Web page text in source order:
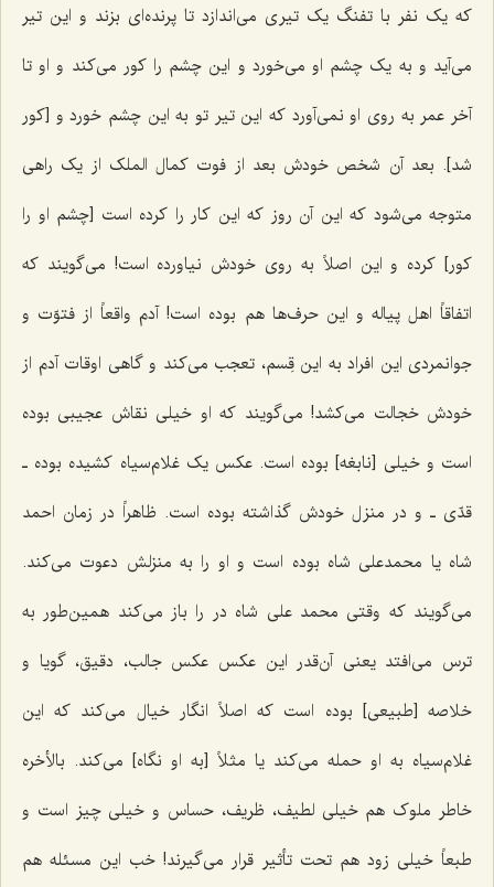
که یک نفر با تفنگ یک تیری می‌اندازد تا پرنده‌ای‌ بزند و این تیر
می‌آید و به یک چشم او می‌خورد و این چشم را کور می‌کند و او تا
آخر عمر به روی او نمی‌آورد که این تیر تو به این چشم خورد و [کور
شد]. بعد آن شخص خودش بعد از فوت کمال الملک از یک راهی
متوجه می‌شود که این آن روز که این کار را کرده است [چشم او را
کور] کرده و این اصلاً به روی خودش نیاورده است! می‌گویند که
اتفاقاً اهل پیاله و این حرف‌ها هم بوده است! آدم واقعاً از فتوّت و
جوانمردی این افراد به این قِسم، تعجب می‌کند و گاهی اوقات آدم از
خودش خجالت می‌کشد! می‌گویند که او خیلی نقاش عجیبی بوده
است و خیلی [نابغه] بوده است. عکس یک غلام‌سیاه کشیده بوده ـ
قدّی ـ و در منزل خودش گذاشته بوده است. ظاهراً در زمان احمد
شاه یا محمدعلی شاه بوده است و او را به منزلش دعوت می‌کند.
می‌گویند که وقتی محمد علی شاه در را باز می‌کند همین‌طور به
ترس می‌افتد یعنی آن‌قدر این عکس عکس جالب، دقیق، گویا و
خلاصه [طبیعی] بوده است که اصلاً انگار خیال می‌کند که این
غلام‌سیاه به او حمله می‌کند یا مثلاً [به او نگاه] می‌کند. بالأخره
خاطر ملوک هم خیلی لطیف، ظریف، حساس و خیلی چیز است و
طبعاً خیلی زود هم تحت تأثیر قرار می‌گیرند! خب این مسئله هم